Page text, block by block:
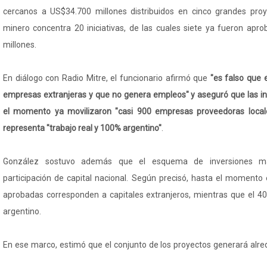
cercanos a US$34.700 millones distribuidos en cinco grandes
minero concentra 20 iniciativas, de las cuales siete ya fueron
millones.
En diálogo con Radio Mitre, el funcionario afirmó que "es falso que
empresas extranjeras y que no genera empleos" y aseguró que las
el momento ya movilizaron "casi 900 empresas proveedoras
representa "trabajo real y 100% argentino"
González sostuvo además que el esquema de inversiones
participación de capital nacional. Según precisó, hasta el momento
aprobadas corresponden a capitales extranjeros, mientras que el
argentino.
En ese marco, estimó que el conjunto de los proyectos generará